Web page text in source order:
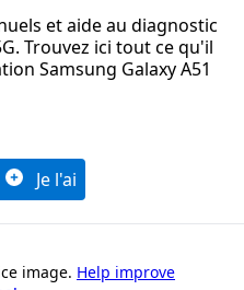
et aide au diagnostic
Trouvez ici tout ce qu'il
Samsung Galaxy A51
Je l'ai
image. Help improve